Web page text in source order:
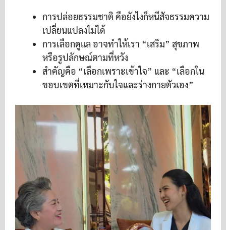
การปล่อยธรรมชาติ คือยังไงก็หนีสัจธรรมความ
เปลี่ยนแปลงไม่ได้
การเลือกดูแล อาจทำให้เรา “เสริม” สุขภาพ
หรือรูปลักษณ์ตามที่หวัง
สำคัญคือ “เลือกเพราะเข้าใจ” และ “เลือกใน
ขอบเขตที่เหมาะกับใจและร่างกายตัวเอง”